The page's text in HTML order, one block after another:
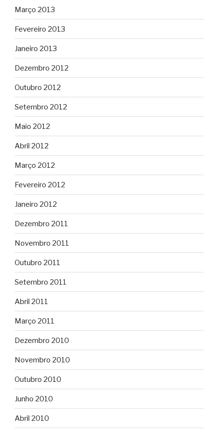
Março 2013
Fevereiro 2013
Janeiro 2013
Dezembro 2012
Outubro 2012
Setembro 2012
Maio 2012
Abril 2012
Março 2012
Fevereiro 2012
Janeiro 2012
Dezembro 2011
Novembro 2011
Outubro 2011
Setembro 2011
Abril 2011
Março 2011
Dezembro 2010
Novembro 2010
Outubro 2010
Junho 2010
Abril 2010